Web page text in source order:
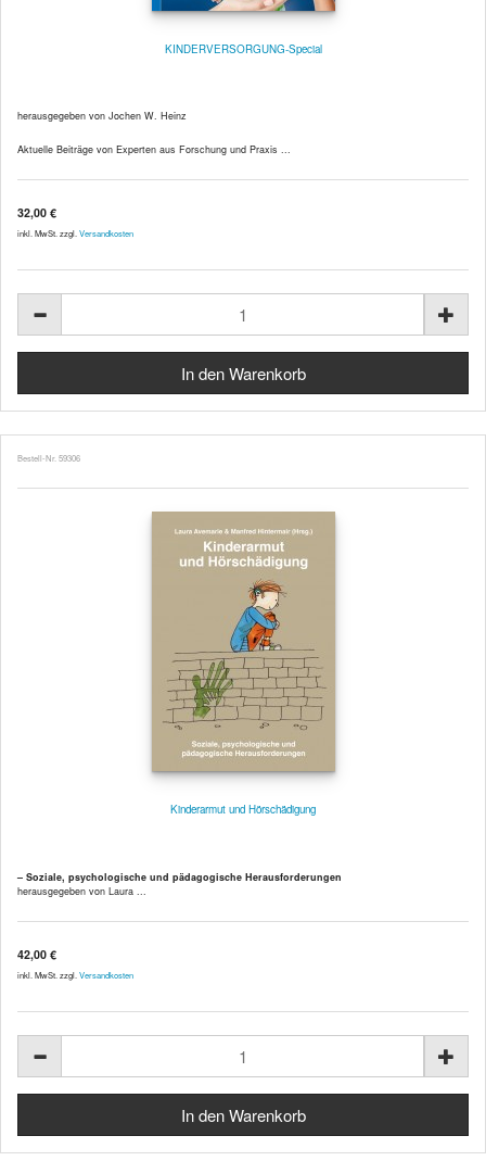
KINDERVERSORGUNG-Special
herausgegeben von Jochen W. Heinz
Aktuelle Beiträge von Experten aus Forschung und Praxis ...
32,00 €
inkl. MwSt. zzgl. Versandkosten
Bestell-Nr. 59306
Kinderarmut und Hörschädigung
– Soziale, psychologische und pädagogische Herausforderungen
herausgegeben von Laura ...
42,00 €
inkl. MwSt. zzgl. Versandkosten